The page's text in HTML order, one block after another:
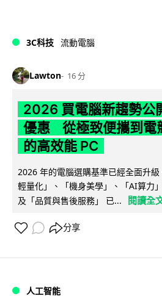
3C科技 流動電腦
Lawton 16 分
2026 買電腦新趨勢公
優惠 從極致便攜到電
的高效能 PC
2026 年的電腦選購基準已經全面升
輕量化」、「機身美學」、「AI算力
及「品質與售後服務」 已...
閱讀全
分享
人工智能